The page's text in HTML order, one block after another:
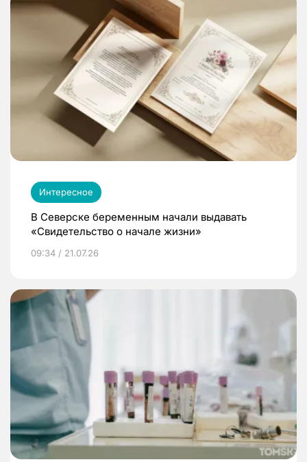
Интересное
В Северске беременным начали выдавать
«Свидетельство о начале жизни»
09:34 / 21.07.26